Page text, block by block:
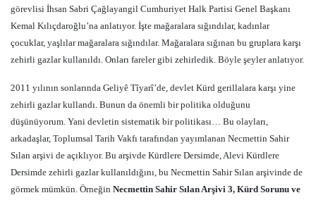
görevlisi İhsan Sabri Çağlayangil Cumhuriyet Halk Partisi Genel Başkanı
Kemal Kılıçdaroğlu’na anlatıyor. İşte mağaralara sığındılar, kadınlar
çocuklar, yaşlılar mağaralara sığındılar. Mağaralara sığınan bu gruplara karşı
zehirli gazlar kullanıldı. Onları fareler gibi zehirledik. Böyle şeyler anlatıyor.
2011 yılının sonlarında Geliyê Tîyarî’de, devlet Kürd gerillalara karşı yine
zehirli gazlar kullandı. Bunun da önemli bir politika olduğunu
düşünüyorum. Yani devletin sistematik bir politikası… Bu olayları,
arkadaşlar, Toplumsal Tarih Vakfı tarafından yayımlanan Necmettin Sahir
Sılan arşivi de açıklıyor. Bu arşivde Kürdlere Dersimde, Alevi Kürdlere
Dersimde zehirli gazlar kullanıldığını, bu Necmettin Sahir Sılan arşivinde de
görmek mümkün. Örneğin Necmettin Sahir Sılan Arşivi 3, Kürd Sorunu ve